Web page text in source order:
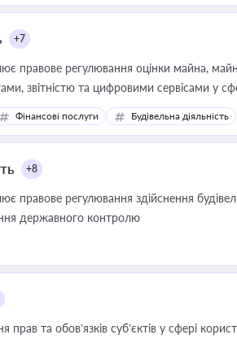
+7
правове регулювання оцінки майна,
звітністю та цифровими сервісами у
корисне для власника бізнесу, керівника,
майна, корпоративних угод і
Фінансові послуги Будівельна діяльність
+8
правове регулювання здійснення
державного контролю
прав та обов’язків суб’єктів у сфері